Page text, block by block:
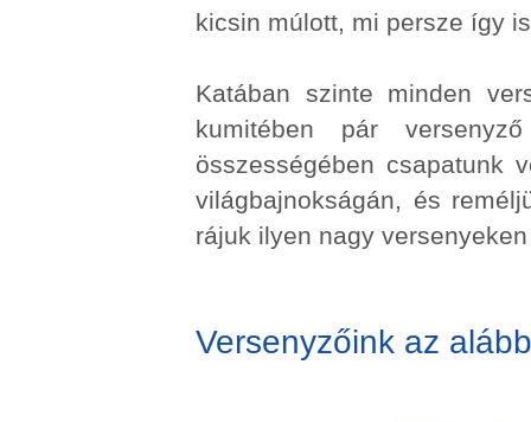
kicsin múlott, mi persze így
Katában szinte minden
kumitében pár
összességében csapatunk
világbajnokságán, és
rájuk ilyen nagy
Versenyzőink az